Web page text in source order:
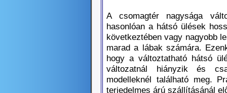
A csomagtér nagysága
hasonlóan a hátsó ülések
következtében vagy nagyobb
marad a lábak számára.
hogy a változtatható hátsó
változatnál hiányzik és
modelleknél található meg.
terjedelmes árú szállításánál